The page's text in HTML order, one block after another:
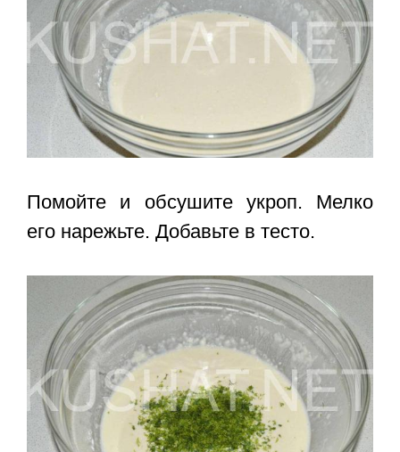
Помойте и обсушите укроп. Мелко
его нарежьте. Добавьте в тесто.